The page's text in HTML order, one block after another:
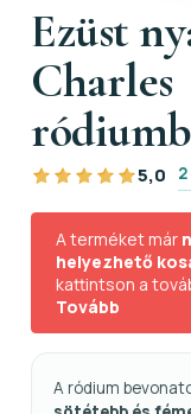
Ezüst
Charles
5,0
A terméket már
helyezhető
kattintson a
Tovább
A ródium